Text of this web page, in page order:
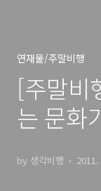
연재물/주말비행
[주말비
는 문화
by 생각비행